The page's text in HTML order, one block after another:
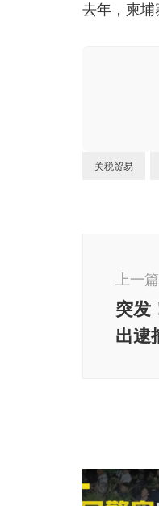
去年，柬埔
关税贸易
上一篇
突发
出逮